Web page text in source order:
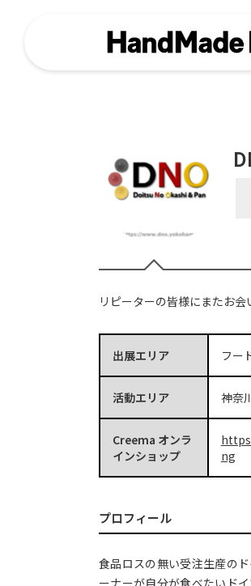
リピーターの皆様にまたお会
出展エリア フー
活動エリア 神奈
Creema オンラ
インショップ
ng
プロフィール
食品ロスの無い受注生産の
ーナーが自分が食べたいド